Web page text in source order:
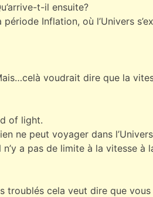
t-il ensuite?
période Inflation, où l’Univers
voudrait dire que la
of light.
ne peut voyager dans
n’y a pas de limite à la vitesse à
troublés cela veut dire que